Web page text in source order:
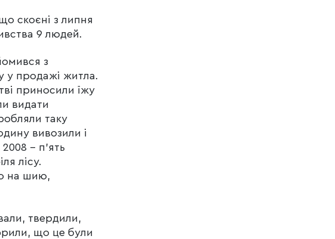
скоєні з липня
9 людей.
з
у продажі житла.
приносили їжу
видати
таку
вивозили і
– п’ять
лісу.
на шию,
твердили,
що це були